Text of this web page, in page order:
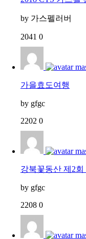
by 가스펠러버
2041 0
가을효도여행
by gfgc
2202 0
강북꽃동산 제2회
by gfgc
2208 0